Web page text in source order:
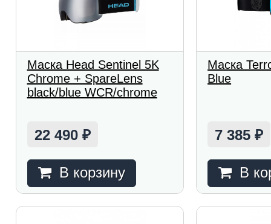
Маска Head Sentinel 5K
Сhrome + SpareLens
black/blue WCR/chrome
22 490 ₽
В корзину
Маска
Blue
7 385₽
В